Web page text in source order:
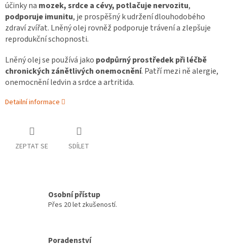
účinky na mozek, srdce a cévy, potlačuje nervozitu,
podporuje imunitu, je prospěšný k udržení dlouhodobého
zdraví zvířat. Lněný olej rovněž podporuje trávení a zlepšuje
reprodukční schopnosti.
Lněný olej se používá jako podpůrný prostředek při léčbě
chronických zánětlivých onemocnění. Patří mezi ně alergie,
onemocnění ledvin a srdce a artritida.
Detailní informace
ZEPTAT SE SDÍLET
Osobní přístup
Přes 20 let zkušeností.
Poradenství